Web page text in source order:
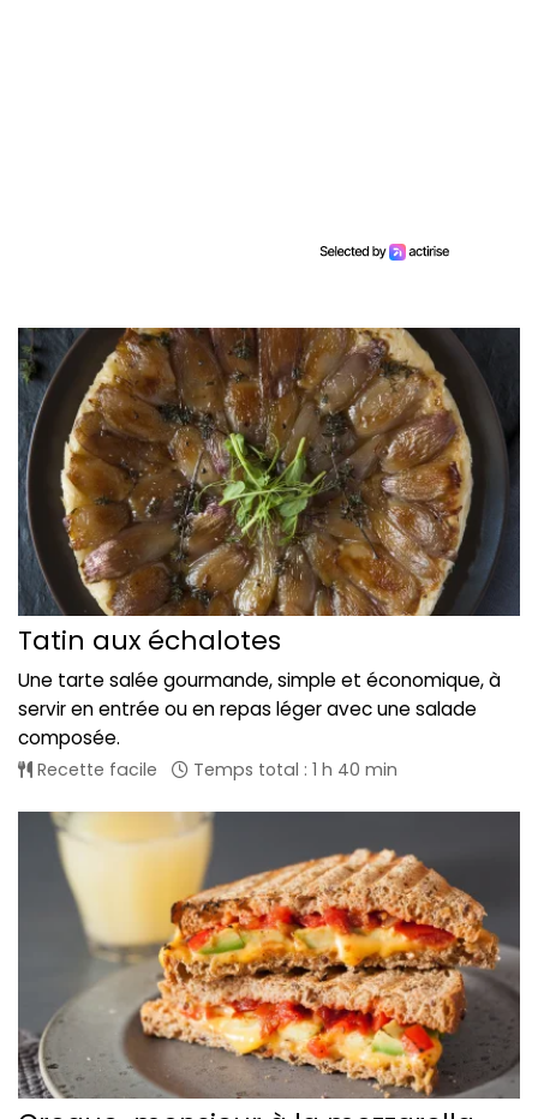
Tatin aux échalotes
Une tarte salée gourmande, simple et économique, à
servir en entrée ou en repas léger avec une salade
composée.
Recette facile Temps total : 1 h 40 min